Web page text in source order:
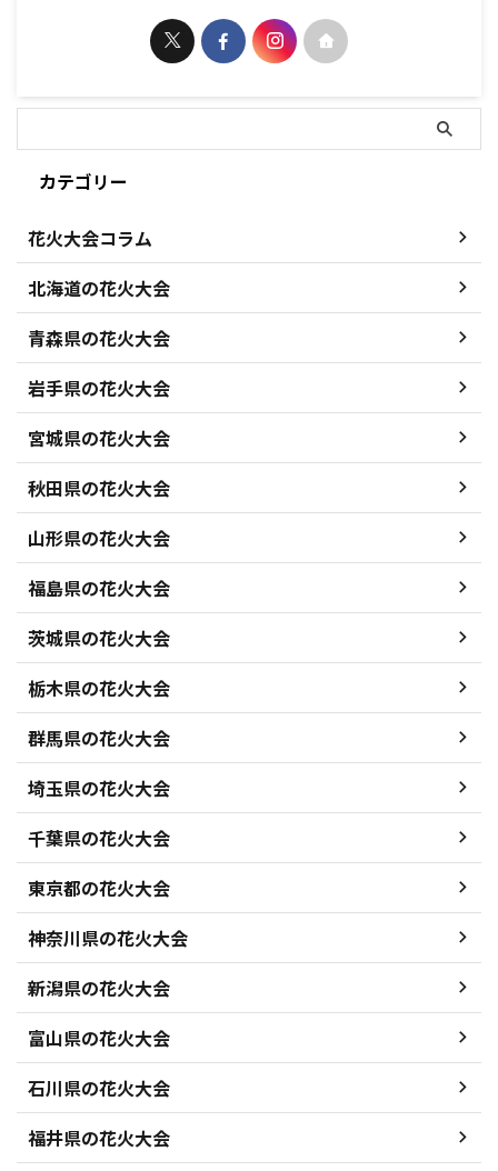
カテゴリー
花火大会コラム
北海道の花火大会
青森県の花火大会
岩手県の花火大会
宮城県の花火大会
秋田県の花火大会
山形県の花火大会
福島県の花火大会
茨城県の花火大会
栃木県の花火大会
群馬県の花火大会
埼玉県の花火大会
千葉県の花火大会
東京都の花火大会
神奈川県の花火大会
新潟県の花火大会
富山県の花火大会
石川県の花火大会
福井県の花火大会